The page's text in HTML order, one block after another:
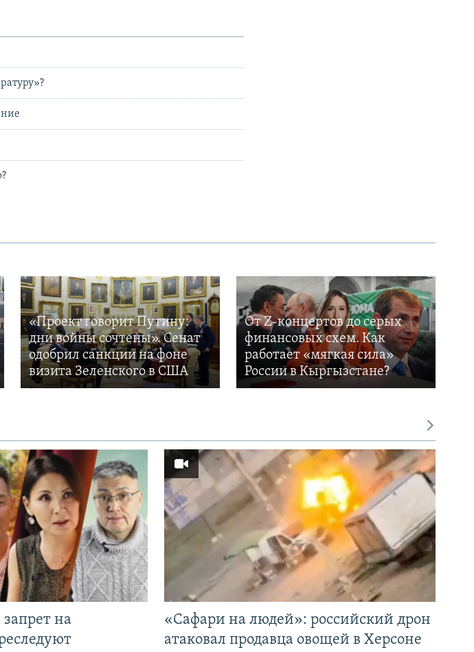
«Проект говорит Путину:
дни войны сочтены». Сенат
одобрил санкции на фоне
визита Зеленского в США
От Z-концертов до серых
финансовых схем. Как
работает «мягкая сила»
России в Кыргызстане?
на
«Cафари на людей»: российский дрон
атаковал продавца овощей в Херсоне